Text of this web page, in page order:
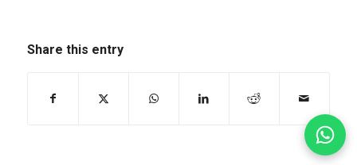
Share this entry